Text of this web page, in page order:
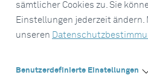
sämtlicher Cookies zu. Sie
Einstellungen jederzeit ändern.
unseren
Benutzerdefinierte Einstellungen